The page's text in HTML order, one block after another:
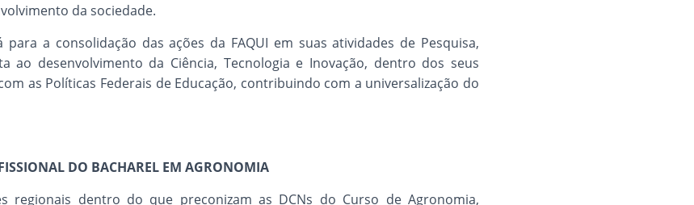
da sociedade.
a consolidação das ações da FAQUI em suas atividades de Pesquisa,
ao desenvolvimento da Ciência, Tecnologia e Inovação, dentro dos seus
as Políticas Federais de Educação, contribuindo com a universalização do
DO BACHAREL EM AGRONOMIA
regionais dentro do que preconizam as DCNs do Curso de Agronomia,